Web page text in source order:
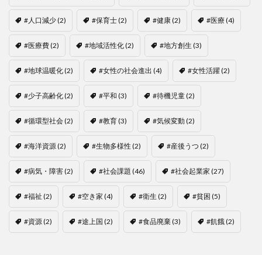
#人口減少(2) #保育士(2) #健康(2) #医療(4)
#医療費(2) #地域活性化(2) #地方創生 (3)
#地球温暖化(2) #女性の社会進出 (4) #女性活躍(2)
#少子高齢化(2) #平和 (3) #待機児童(2)
#循環型社会(2) #教育(3) #気候変動(2)
#海洋資源(2) #生物多様性(2) #産後うつ (2)
#病気・障害(2) #社会課題 (46) #社会起業家 (27)
#福祉 (2) #空き家 (4) #衛生 (2) #貧困 (5)
#資源(2) #途上国 (2) #食品廃棄(3) #飢餓 (2)